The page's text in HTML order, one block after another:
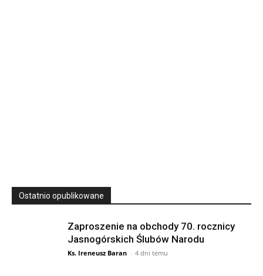
Ostatnio opublikowane
Zaproszenie na obchody 70. rocznicy
Jasnogórskich Ślubów Narodu
Ks. Ireneusz Baran - 4 dni temu